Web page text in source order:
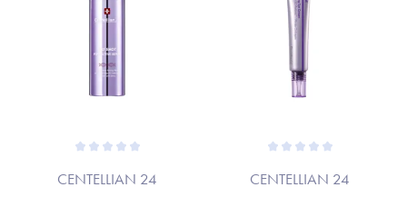
CENTELLIAN 24
CENTELLIAN 24